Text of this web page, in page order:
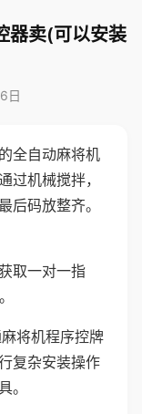
器卖(可以安装
日
全自动麻将机
过机械搅拌，
后码放整齐。
取一对一指
将机程序控牌
复杂安装操作
。